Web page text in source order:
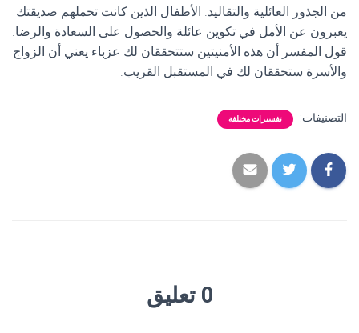
من الجذور العائلية والتقاليد. الأطفال الذين كانت تحملهم صديقتك
يعبرون عن الأمل في تكوين عائلة والحصول على السعادة والرضا.
قول المفسر أن هذه الأمنيتين ستتحققان لك عزباء يعني أن الزواج
والأسرة ستحققان لك في المستقبل القريب.
التصنيفات: تفسيرات مختلفة
0 تعليق